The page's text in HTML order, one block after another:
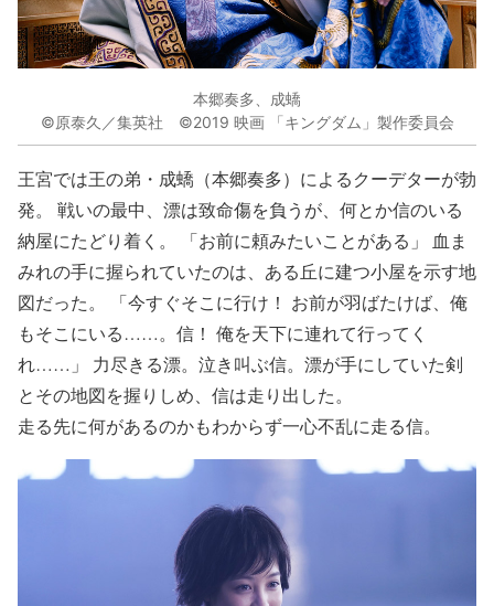
本郷奏多、成蟜
©原泰久／集英社 ©2019 映画 「キングダム」製作委員会
王宮では王の弟・成蟜（本郷奏多）によるクーデターが勃
発。 戦いの最中、漂は致命傷を負うが、何とか信のいる
納屋にたどり着く。 「お前に頼みたいことがある」 血ま
みれの手に握られていたのは、ある丘に建つ小屋を示す地
図だった。 「今すぐそこに行け！ お前が羽ばたけば、俺
もそこにいる……。信！ 俺を天下に連れて行ってく
れ……」 力尽きる漂。泣き叫ぶ信。漂が手にしていた剣
とその地図を握りしめ、信は走り出した。
走る先に何があるのかもわからず一心不乱に走る信。